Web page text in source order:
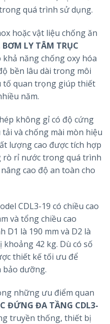
quá trình sử dụng.
hoặc vật liệu chống ăn
BƠM LY TÂM TRỤC
khả năng chống oxy hóa
bền lâu dài trong môi
tố quan trọng giúp thiết
năm.
không gỉ có độ cứng
và chống mài mòn hiệu
lượng cao được tích hợp
rỉ nước trong quá trình
cao độ an toàn cho
CDL3-19 có chiều cao
và tổng chiều cao
D1 là 190 mm và D2 là
42 kg. Dù có số
thiết kế tối ưu để
bảo dưỡng.
những ưu điểm quan
ĐỨNG ĐA TẦNG CDL3-
truyền thống, thiết bị